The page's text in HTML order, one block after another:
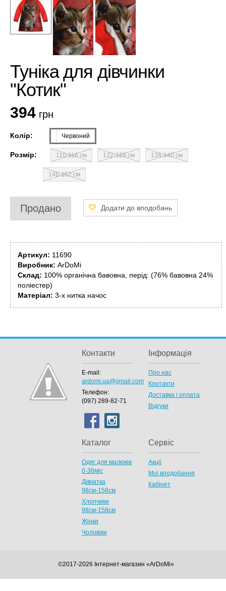
Туніка для дівчинки
"Котик"
394 грн
Колір: Червоний
Розмір: 110-116 см 122-128 см 134-140 см
146-152 см
Продано
Артикул: 11690
Виробник: ArDoMi
Склад: 100% органічна бавовна, перід: (76% бавовна 24%
поліестер)
Матеріал: 3-х нитка начос
Контакти
E-mail:
ardomi.ua@gmail.com
Телефон:
(097) 289-82-71
Інформація
Про нас
Контакти
Доставка і оплата
Відгуки
Каталог
Одяг для малюків
0-36міс
Дівчатка
98cм-158см
Хлопчики
98см-158см
Жінки
Чоловіки
Сервіс
Акції
Мої вподобання
Кабінет
©2017-2026 Інтернет-магазин «ArDoMi»